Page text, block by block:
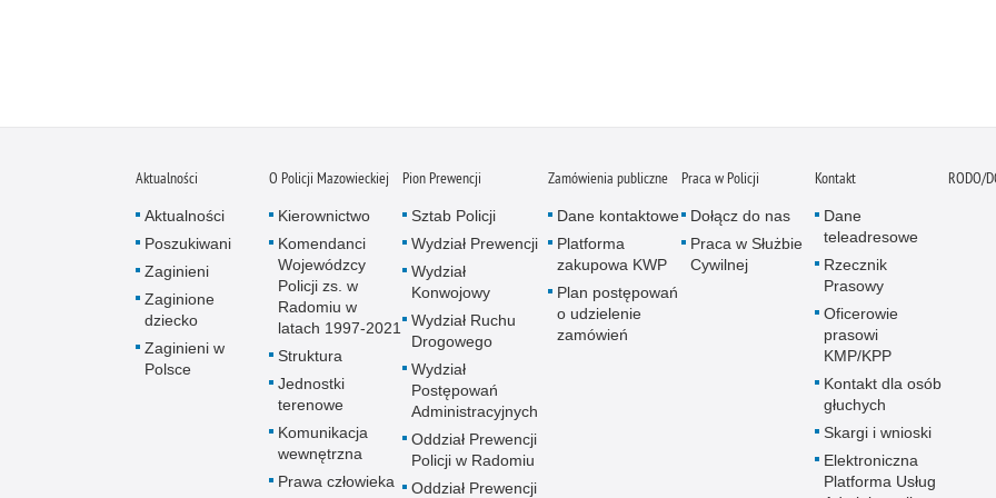
Aktualności
Aktualności
Poszukiwani
Zaginieni
Zaginione
dziecko
Zaginieni w
Polsce
O Policji Mazowieckiej
Kierownictwo
Komendanci
Wojewódzcy
Policji zs. w
Radomiu w
latach 1997-2021
Struktura
Jednostki
terenowe
Komunikacja
wewnętrzna
Prawa człowieka
Pion Prewencji
Sztab Policji
Wydział Prewencji
Wydział
Konwojowy
Wydział Ruchu
Drogowego
Wydział
Postępowań
Administracyjnych
Oddział Prewencji
Policji w Radomiu
Oddział Prewencji
Zamówienia publiczne
Dane kontaktowe
Platforma
zakupowa KWP
Plan postępowań
o udzielenie
zamówień
Praca w Policji
Dołącz do nas
Praca w Służbie
Cywilnej
Kontakt
Dane
teleadresowe
Rzecznik
Prasowy
Oficerowie
prasowi
KMP/KPP
Kontakt dla osób
głuchych
Skargi i wnioski
Elektroniczna
Platforma Usług
RODO/